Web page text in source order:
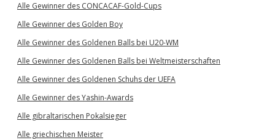
Alle Gewinner des CONCACAF-Gold-Cups
Alle Gewinner des Golden Boy
Alle Gewinner des Goldenen Balls bei U20-WM
Alle Gewinner des Goldenen Balls bei Weltmeisterschaften
Alle Gewinner des Goldenen Schuhs der UEFA
Alle Gewinner des Yashin-Awards
Alle gibraltarischen Pokalsieger
Alle griechischen Meister